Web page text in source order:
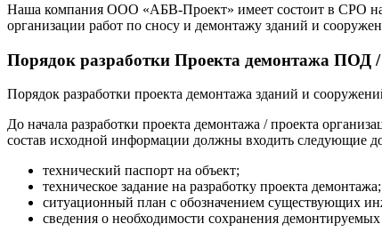
Наша компания ООО «АБВ-Проект» имеет состоит в СРО на
организации работ по сносу и демонтажу зданий и
Порядок разработки Проекта демонтажа ПОД /
Порядок разработки проекта демонтажа зданий и
До начала разработки проекта демонтажа / проекта
состав исходной информации должны входить следующие
технический паспорт на объект;
техническое задание на разработку проекта демонтажа;
ситуационный план с обозначением существующих
сведения о необходимости сохранения